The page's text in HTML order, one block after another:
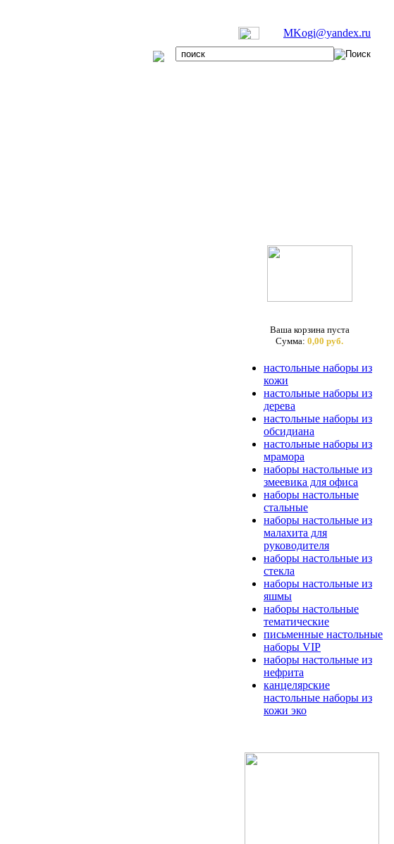
MKogi@yandex.ru
Ваша корзина пуста
Сумма: 0,00 руб.
настольные наборы из
кожи
настольные наборы из
дерева
настольные наборы из
обсидиана
настольные наборы из
мрамора
наборы настольные из
змеевика для офиса
наборы настольные
стальные
наборы настольные из
малахита для
руководителя
наборы настольные из
стекла
наборы настольные из
яшмы
наборы настольные
тематические
письменные настольные
наборы VIP
наборы настольные из
нефрита
канцелярские
настольные наборы из
кожи эко